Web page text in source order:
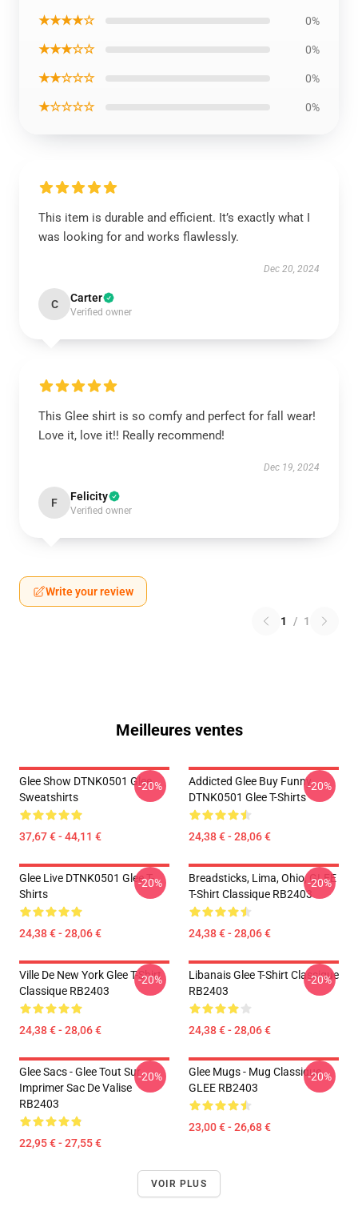
★★★★☆ 0%
★★★☆☆ 0%
★★☆☆☆ 0%
★☆☆☆☆ 0%
This item is durable and efficient. It’s exactly what I
was looking for and works flawlessly.
Dec 20, 2024
C Carter
Verified owner
This Glee shirt is so comfy and perfect for fall wear!
Love it, love it!! Really recommend!
Dec 19, 2024
F Felicity
Verified owner
Write your review
1 / 1
Meilleures ventes
Glee Show DTNK0501 Glee
Sweatshirts
37,67 € - 44,11 €
-20%
Addicted Glee Buy Funny
DTNK0501 Glee T-Shirts
24,38 € - 28,06 €
-20%
Glee Live DTNK0501 Glee T-
Shirts
24,38 € - 28,06 €
-20%
Breadsticks, Lima, Ohio, GLEE
T-Shirt Classique RB2403
24,38 € - 28,06 €
-20%
Ville De New York Glee T-Shirt
Classique RB2403
24,38 € - 28,06 €
-20%
Libanais Glee T-Shirt Classique
RB2403
24,38 € - 28,06 €
-20%
Glee Sacs - Glee Tout Sur
Imprimer Sac De Valise
RB2403
22,95 € - 27,55 €
-20%
Glee Mugs - Mug Classique
GLEE RB2403
23,00 € - 26,68 €
-20%
VOIR PLUS